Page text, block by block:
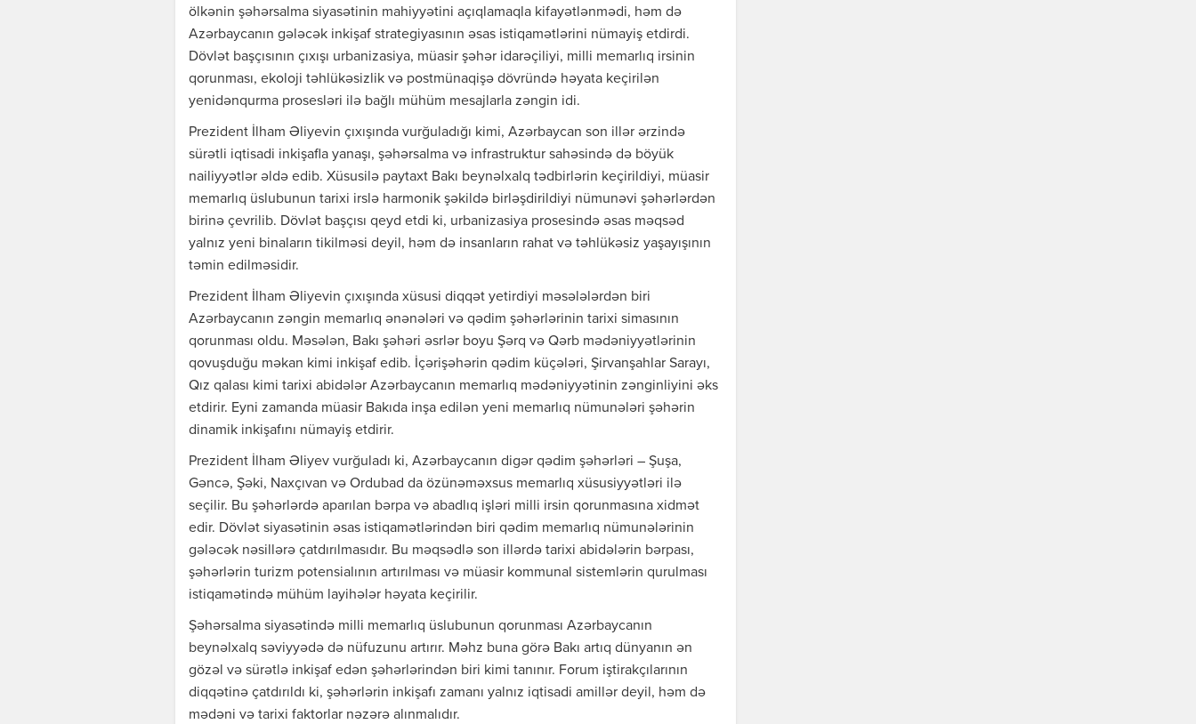
ölkənin şəhərsalma siyasətinin mahiyyətini açıqlamaqla kifayətlənmədi, həm də
Azərbaycanın gələcək inkişaf strategiyasının əsas istiqamətlərini nümayiş etdirdi.
Dövlət başçısının çıxışı urbanizasiya, müasir şəhər idarəçiliyi, milli memarlıq irsinin
qorunması, ekoloji təhlükəsizlik və postmünaqişə dövründə həyata keçirilən
yenidənqurma prosesləri ilə bağlı mühüm mesajlarla zəngin idi.
Prezident İlham Əliyevin çıxışında vurğuladığı kimi, Azərbaycan son illər ərzində
sürətli iqtisadi inkişafla yanaşı, şəhərsalma və infrastruktur sahəsində də böyük
nailiyyətlər əldə edib. Xüsusilə paytaxt Bakı beynəlxalq tədbirlərin keçirildiyi, müasir
memarlıq üslubunun tarixi irslə harmonik şəkildə birləşdirildiyi nümunəvi şəhərlərdən
birinə çevrilib. Dövlət başçısı qeyd etdi ki, urbanizasiya prosesində əsas məqsəd
yalnız yeni binaların tikilməsi deyil, həm də insanların rahat və təhlükəsiz yaşayışının
təmin edilməsidir.
Prezident İlham Əliyevin çıxışında xüsusi diqqət yetirdiyi məsələlərdən biri
Azərbaycanın zəngin memarlıq ənənələri və qədim şəhərlərinin tarixi simasının
qorunması oldu. Məsələn, Bakı şəhəri əsrlər boyu Şərq və Qərb mədəniyyətlərinin
qovuşduğu məkan kimi inkişaf edib. İçərişəhərin qədim küçələri, Şirvanşahlar Sarayı,
Qız qalası kimi tarixi abidələr Azərbaycanın memarlıq mədəniyyətinin zənginliyini əks
etdirir. Eyni zamanda müasir Bakıda inşa edilən yeni memarlıq nümunələri şəhərin
dinamik inkişafını nümayiş etdirir.
Prezident İlham Əliyev vurğuladı ki, Azərbaycanın digər qədim şəhərləri – Şuşa,
Gəncə, Şəki, Naxçıvan və Ordubad da özünəməxsus memarlıq xüsusiyyətləri ilə
seçilir. Bu şəhərlərdə aparılan bərpa və abadlıq işləri milli irsin qorunmasına xidmət
edir. Dövlət siyasətinin əsas istiqamətlərindən biri qədim memarlıq nümunələrinin
gələcək nəsillərə çatdırılmasıdır. Bu məqsədlə son illərdə tarixi abidələrin bərpası,
şəhərlərin turizm potensialının artırılması və müasir kommunal sistemlərin qurulması
istiqamətində mühüm layihələr həyata keçirilir.
Şəhərsalma siyasətində milli memarlıq üslubunun qorunması Azərbaycanın
beynəlxalq səviyyədə də nüfuzunu artırır. Məhz buna görə Bakı artıq dünyanın ən
gözəl və sürətlə inkişaf edən şəhərlərindən biri kimi tanınır. Forum iştirakçılarının
diqqətinə çatdırıldı ki, şəhərlərin inkişafı zamanı yalnız iqtisadi amillər deyil, həm də
mədəni və tarixi faktorlar nəzərə alınmalıdır.